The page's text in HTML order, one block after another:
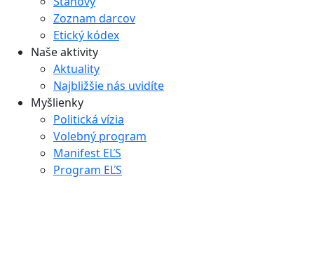
Zoznam darcov
Etický kódex
Naše aktivity
Aktuality
Najbližšie nás uvidíte
Myšlienky
Politická vízia
Volebný program
Manifest EĽS
Program EĽS